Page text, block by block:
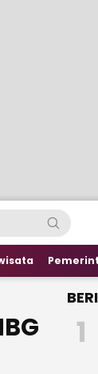
1